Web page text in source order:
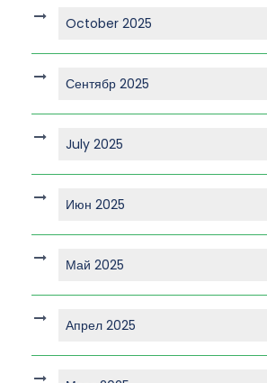
October 2025
Сентябр 2025
July 2025
Июн 2025
Май 2025
Апрел 2025